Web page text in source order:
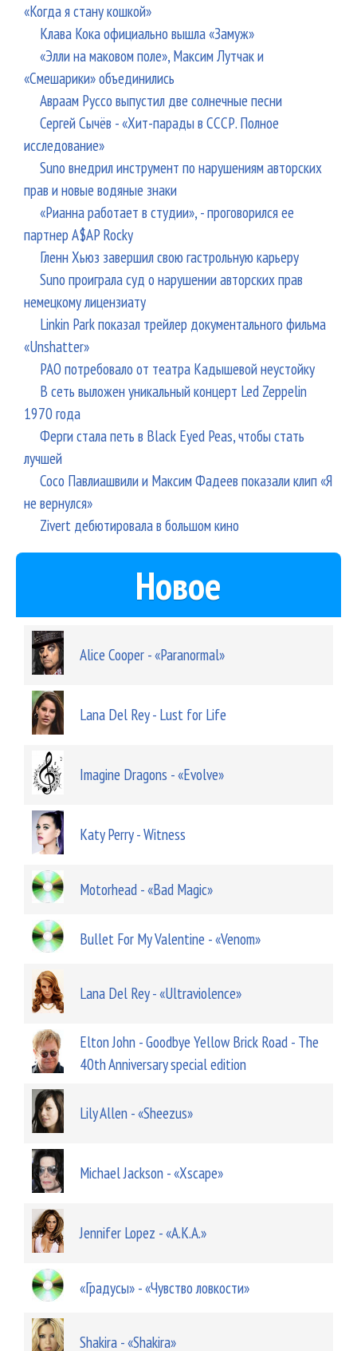
«Когда я стану кошкой»
Клава Кока официально вышла «Замуж»
«Элли на маковом поле», Максим Лутчак и
«Смешарики» объединились
Авраам Руссо выпустил две солнечные песни
Сергей Сычёв - «Хит-парады в СССР. Полное
исследование»
Suno внедрил инструмент по нарушениям авторских
прав и новые водяные знаки
«Рианна работает в студии», - проговорился ее
партнер A$AP Rocky
Гленн Хьюз завершил свою гастрольную карьеру
Suno проиграла суд о нарушении авторских прав
немецкому лицензиату
Linkin Park показал трейлер документального фильма
«Unshatter»
РАО потребовало от театра Кадышевой неустойку
В сеть выложен уникальный концерт Led Zeppelin
1970 года
Ферги стала петь в Black Eyed Peas, чтобы стать
лучшей
Сосо Павлиашвили и Максим Фадеев показали клип «Я
не вернулся»
Zivert дебютировала в большом кино
Новое
Alice Cooper - «Paranormal»
Lana Del Rey - Lust for Life
Imagine Dragons - «Evolve»
Katy Perry - Witness
Motorhead - «Bad Magic»
Bullet For My Valentine - «Venom»
Lana Del Rey - «Ultraviolence»
Elton John - Goodbye Yellow Brick Road - The
40th Anniversary special edition
Lily Allen - «Sheezus»
Michael Jackson - «Xscape»
Jennifer Lopez - «A.K.A.»
«Градусы» - «Чувство ловкости»
Shakira - «Shakira»